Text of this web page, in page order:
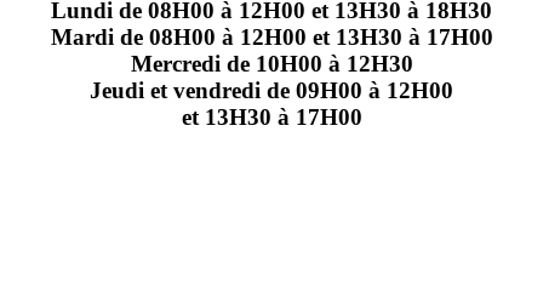
Lundi de 08H00 à 12H00 et 13H30 à 18H30
Mardi de 08H00 à 12H00 et 13H30 à 17H00
Mercredi de 10H00 à 12H30
Jeudi et vendredi de 09H00 à 12H00
et 13H30 à 17H00